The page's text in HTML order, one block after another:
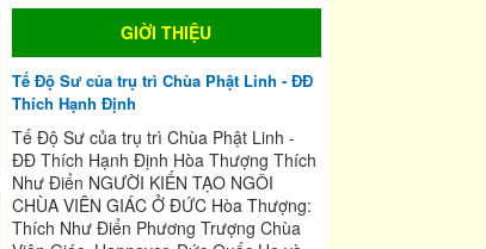
GIỜI THIỆU
Tế Độ Sư của trụ trì Chùa Phật Linh - ĐĐ
Thích Hạnh Định
Tế Độ Sư của trụ trì Chùa Phật Linh -
ĐĐ Thích Hạnh Định Hòa Thượng Thích
Như Điển NGƯỜI KIẾN TẠO NGÔI
CHÙA VIÊN GIÁC Ở ĐỨC Hòa Thượng:
Thích Như Điển Phương Trượng Chùa